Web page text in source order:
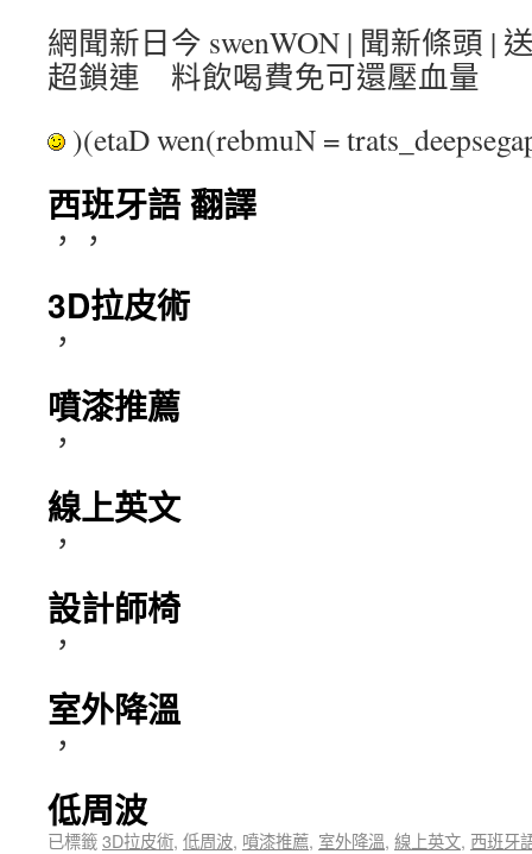
網聞新日今 swenWON | 聞新條頭 |
超鎖連 料飲喝費免可還壓血量
)(etaD wen(rebmuN =
西班牙語 翻譯
，，
3D拉皮術
，
噴漆推薦
，
線上英文
，
設計師椅
，
室外降溫
，
低周波
已標籤3D拉皮術, 低周波, 噴漆推薦, 室外降溫, 線上英文, 西班牙